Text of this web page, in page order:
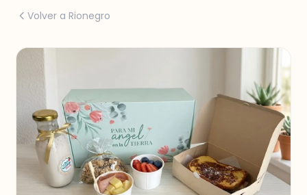
Volver a Rionegro